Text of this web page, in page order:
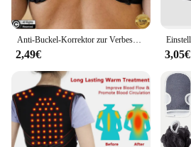
Anti-Buckel-Korrektor zur Verbesserung der Körper haltung zur Reduzierung des Buckel-Gewichts
2,49€ 3,05€